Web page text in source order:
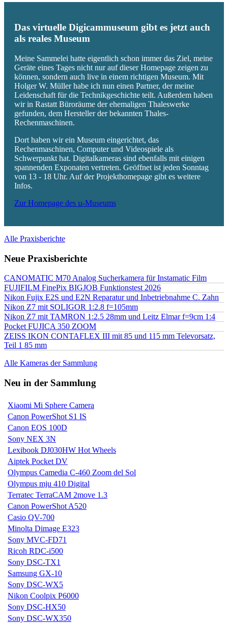
Das virtuelle Digicammuseum gibt es jetzt auch
als reales Museum
Meine Sammelei hatte eigentlich schon immer das Ziel, meine
Geräte eines Tages nicht nur auf dieser Homepage zeigen zu
können, sondern auch live in einem richtigen Museum. Mit
Holger W. Müller habe ich nun einen Partner, der meine
Leidenschaft für die Technikgeschichte teilt. Außerdem haben
wir in Rastatt Büroräume der ehemaligen Thaleswerke
gefunden, dem Hersteller der bekannten Thales-
Rechenmaschinen.
Dort haben wir ein Museum eingerichtet, das
Rechenmaschinen, Computer und Videospiele als
Schwerpunkt hat. Digitalkameras sind ebenfalls mit einigen
spannenden Exponaten vertreten. Geöffnet ist jeden Sonntag
von 13 - 18 Uhr. Auf der Projekthomepage gibt es weitere
Infos.
Zur Homepage des µ-Museums
Alle Praxisberichte
Neue Praxisberichte
CANOMATIC M70 Analog Sucherkamera für Instamatic Film
FUJIFILM FinePix BIGJOB Funktionstest 2026
Nikon Fujix E2S und E2N Reparatur und Inbetriebnahme C. Zahn
Nikon Z7 mit SOLIGOR 1:2.8 f=105mm
Nikon Z7 mit TAMRON 1:2.5 28mm und Leitz Elmar f=9cm 1:4
Pocket FUJICA 350 ZOOM
ZEISS IKON CONTAFLEX III mit 85 und 115 mm Televorsatz,
Teil 1 85 mm
Alle Kameras der Sammlung
Neu in der Sammlung
Xiaomi Mi Sphere Camera
Canon PowerShot S1 IS
Canon EOS 100D
Sony NEX 3N
Lexibook DJ030HW Hot Wheels
Aiptek Pocket DV
Olympus Camedia C-460 Zoom del Sol
Olympus mju 410 Digital
Terratec TerraCAM 2move 1.3
Canon PowerShot A520
Casio QV-700
Minolta Dimage E323
Sony MVC-FD71
Ricoh RDC-i500
Sony DSC-TX1
Samsung GX-10
Sony DSC-WX5
Nikon Coolpix P6000
Sony DSC-HX50
Sony DSC-WX350